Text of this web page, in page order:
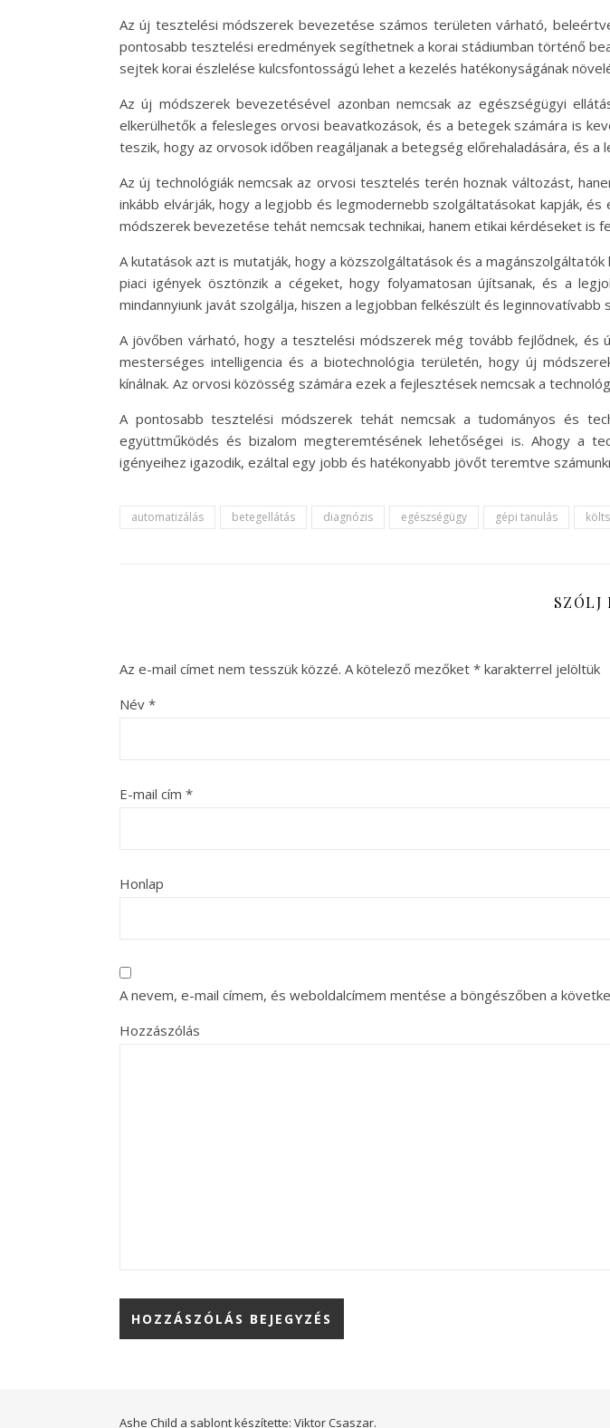
Az új tesztelési módszerek bevezetése számos területen várható,
pontosabb tesztelési eredmények segíthetnek a korai stádiumban történő
sejtek korai észlelése kulcsfontosságú lehet a kezelés hatékonyságának
Az új módszerek bevezetésével azonban nemcsak az egészségügyi
elkerülhetők a felesleges orvosi beavatkozások, és a betegek számára is
teszik, hogy az orvosok időben reagáljanak a betegség előrehaladására, és a
Az új technológiák nemcsak az orvosi tesztelés terén hoznak változást,
inkább elvárják, hogy a legjobb és legmodernebb szolgáltatásokat kapják,
módszerek bevezetése tehát nemcsak technikai, hanem etikai kérdéseket
A kutatások azt is mutatják, hogy a közszolgáltatások és a
piaci igények ösztönzik a cégeket, hogy folyamatosan újítsanak, és a
mindannyiunk javát szolgálja, hiszen a legjobban felkészült és leginnovatívabb
A jövőben várható, hogy a tesztelési módszerek még tovább fejlődnek, és
mesterséges intelligencia és a biotechnológia területén, hogy új
kínálnak. Az orvosi közösség számára ezek a fejlesztések nemcsak a
A pontosabb tesztelési módszerek tehát nemcsak a tudományos és
együttműködés és bizalom megteremtésének lehetőségei is. Ahogy a
igényeihez igazodik, ezáltal egy jobb és hatékonyabb jövőt teremtve
automatizálás betegellátás diagnózis egészségügy gépi tanulás
SZÓLJ
Az e-mail címet nem tesszük közzé. A kötelező mezőket * karakterrel jelöltük
Név *
E-mail cím *
Honlap
A nevem, e-mail címem, és weboldalcímem mentése a böngészőben a
Hozzászólás
Ashe Child a sablont készítette: Viktor Csaszar.